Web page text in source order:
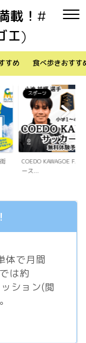
載！#
エ)
すめ 食べ歩きおすす
生活
「Sky Walker 7058」
内ア...
体で月間
では約
ション(閲